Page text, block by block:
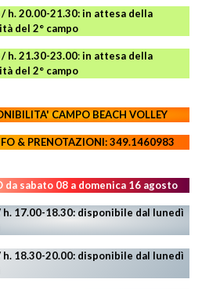
/ h. 20.00-21.30:in attesa della
del 2° campo
/ h. 21.30-23.00:in attesa della
del 2° campo
CAMPOBEACH VOLLEY
& PRENOTAZIONI: 349.1460983
da sabato 08 a domenica 16 agosto
h. 17.00-18.30: disponibile dal lunedì
h. 18.30-20.00: disponibile dal lunedì